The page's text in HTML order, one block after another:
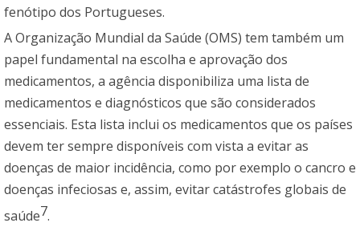
fenótipo dos Portugueses.
A Organização Mundial da Saúde (OMS) tem também um
papel fundamental na escolha e aprovação dos
medicamentos, a agência disponibiliza uma lista de
medicamentos e diagnósticos que são considerados
essenciais. Esta lista inclui os medicamentos que os países
devem ter sempre disponíveis com vista a evitar as
doenças de maior incidência, como por exemplo o cancro e
doenças infeciosas e, assim, evitar catástrofes globais de
saúde7.